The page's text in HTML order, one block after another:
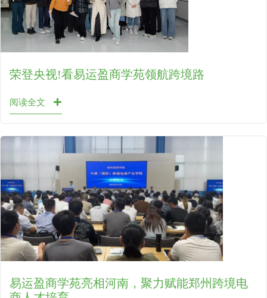
荣登央视!看易运盈商学苑领航跨境路
阅读全文
易运盈商学苑亮相河南，聚力赋能郑州跨境电